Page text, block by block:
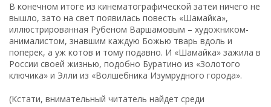
В конечном итоге из кинематографической затеи ничего не
вышло, зато на свет появилась повесть «Шамайка»,
иллюстрированная Рубеном Варшамовым – художником-
анималистом, знавшим каждую Божью тварь вдоль и
поперек, а уж котов и тому подавно. И «Шамайка» зажила в
России своей жизнью, подобно Буратино из «Золотого
ключика» и Элли из «Волшебника Изумрудного города».
(Кстати, внимательный читатель найдет среди